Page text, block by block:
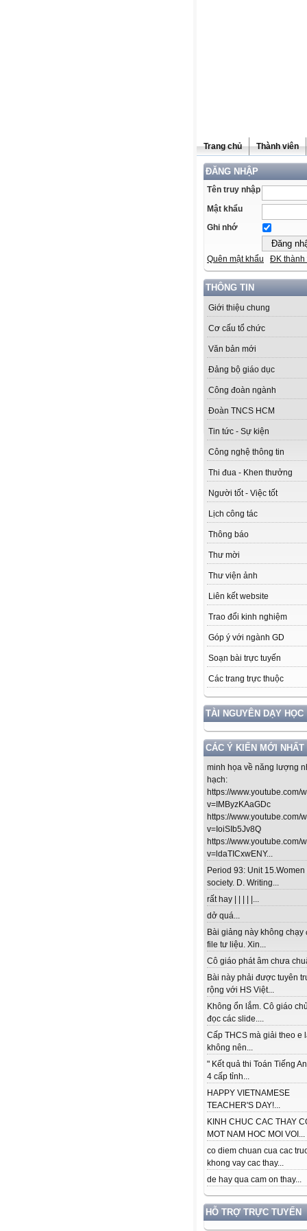
Trang chủ Thành viên
ĐĂNG NHẬP
Tên truy nhập
Mật khẩu
Ghi nhớ
Quên mật khẩu ĐK thành
THÔNG TIN
Giới thiệu chung
Cơ cấu tổ chức
Văn bản mới
Đảng bộ giáo dục
Công đoàn ngành
Đoàn TNCS HCM
Tin tức - Sự kiện
Công nghệ thông tin
Thi đua - Khen thưởng
Người tốt - Việc tốt
Lịch công tác
Thông báo
Thư mời
Thư viện ảnh
Liên kết website
Trao đổi kinh nghiệm
Góp ý với ngành GD
Soạn bài trực tuyến
Các trang trực thuộc
TÀI NGUYÊN DẠY HỌC
CÁC Ý KIẾN MỚI NHẤT
minh họa về năng lượng
hạch:
https://www.youtube.com/
v=IMByzKAaGDc
https://www.youtube.com/
v=IoiSIb5Jv8Q
https://www.youtube.com/
v=ldaTICxwENY...
Period 93: Unit 15.Women
society. D. Writing...
rất hay | | | | |...
dở quá...
Bài giảng này không chạy
file tư liệu. Xin...
Cô giáo phát âm chưa
Bài này phải được tuyên
rộng với HS Việt...
Không ổn lắm. Cô giáo
đọc các slide....
Cấp THCS mà giải theo e
không nên...
" Kết quả thi Toán Tiếng
4 cấp tỉnh...
HAPPY VIETNAMESE
TEACHER'S DAY!...
KINH CHUC CAC THAY
MOT NAM HOC MOI VOI...
co diem chuan cua cac
khong vay cac thay...
de hay qua cam on thay...
HỖ TRỢ TRỰC TUYẾN